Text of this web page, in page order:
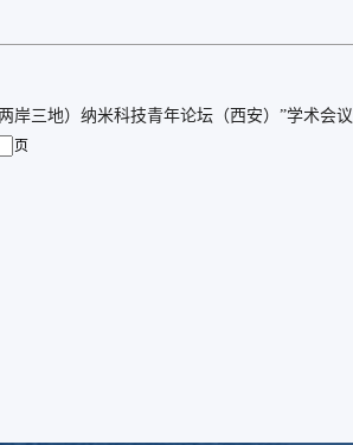
岸三地）纳米科技青年论坛（西安）”学术会议
页